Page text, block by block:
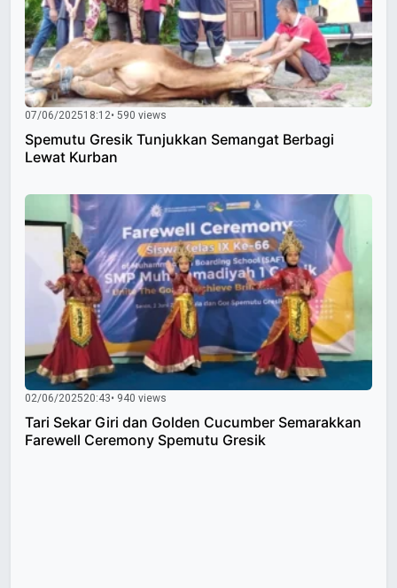
07/06/202518:12• 590 views
Spemutu Gresik Tunjukkan Semangat Berbagi
Lewat Kurban
02/06/202520:43• 940 views
Tari Sekar Giri dan Golden Cucumber Semarakkan
Farewell Ceremony Spemutu Gresik